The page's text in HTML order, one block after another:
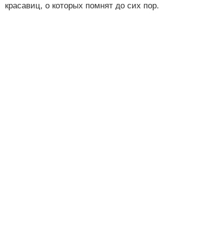
красавиц, о которых помнят до сих пор.